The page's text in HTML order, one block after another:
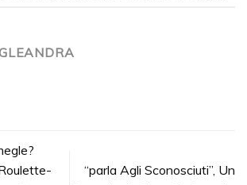
“parla Agli Sconosciuti”, Un